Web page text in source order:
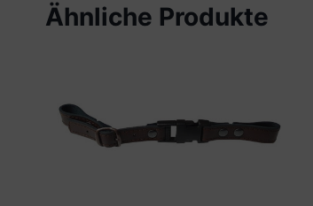
Ähnliche Produkte